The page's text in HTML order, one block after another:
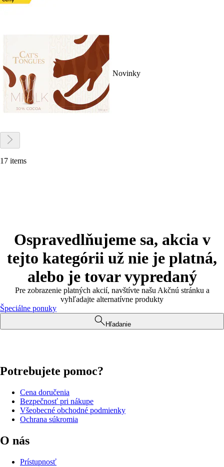
Novinky
17 items
Ospravedlňujeme sa, akcia v
tejto kategórii už nie je platná,
alebo je tovar vypredaný
Pre zobrazenie platných akcií, navštívte našu Akčnú stránku a
vyhľadajte alternatívne produkty
Špeciálne ponuky
Hľadanie
Potrebujete pomoc?
Cena doručenia
Bezpečnosť pri nákupe
Všeobecné obchodné podmienky
Ochrana súkromia
O nás
Prístupnosť